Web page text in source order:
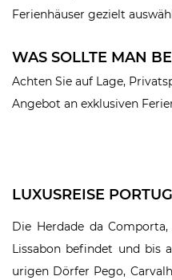
Ferienhäuser gezielt
WAS SOLLTE MAN
Achten Sie auf Lage,
Angebot an exklusiven
LUXUSREISE
Die Herdade da
Lissabon befindet und bis
urigen Dörfer Pego,